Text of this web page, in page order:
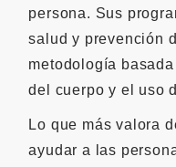
persona. Sus
salud y prevención
metodología
del cuerpo y el uso
Lo que más valora
ayudar a las